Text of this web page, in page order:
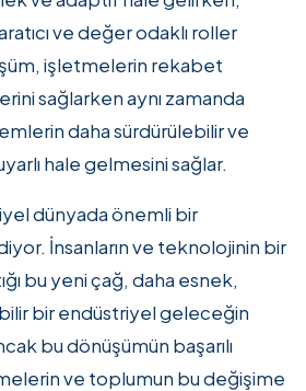
ve değer odaklı roller
işletmelerin rekabet
sağlarken aynı zamanda
daha sürdürülebilir ve
hale gelmesini sağlar.
dünyada önemli bir
İnsanların ve teknolojinin bir
bu yeni çağ, daha esnek,
bir endüstriyel geleceğin
bu dönüşümün başarılı
ve toplumun bu değişime